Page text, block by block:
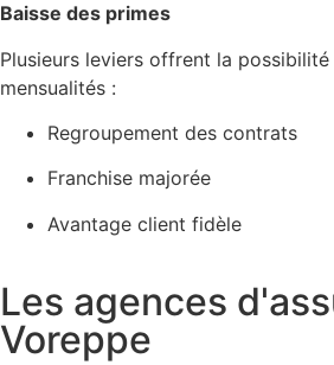
Baisse des primes
Plusieurs leviers offrent la
mensualités :
Regroupement des contrats
Franchise majorée
Avantage client fidèle
Les agences
Voreppe